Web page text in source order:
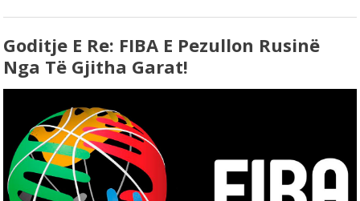
Goditje E Re: FIBA ​​e Pezullon Rusinë
Nga Të Gjitha Garat!